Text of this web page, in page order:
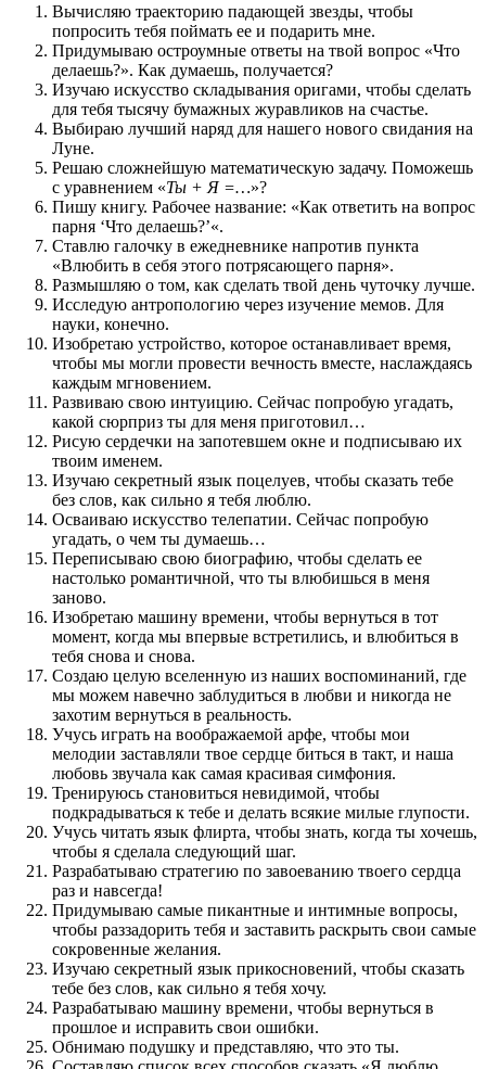
Вычисляю траекторию падающей звезды, чтобы
попросить тебя поймать ее и подарить мне.
Придумываю остроумные ответы на твой вопрос «Что
делаешь?». Как думаешь, получается?
Изучаю искусство складывания оригами, чтобы сделать
для тебя тысячу бумажных журавликов на счастье.
Выбираю лучший наряд для нашего нового свидания на
Луне.
Решаю сложнейшую математическую задачу. Поможешь
с уравнением «Ты + Я =…»?
Пишу книгу. Рабочее название: «Как ответить на вопрос
парня ‘Что делаешь?’«.
Ставлю галочку в ежедневнике напротив пункта
«Влюбить в себя этого потрясающего парня».
Размышляю о том, как сделать твой день чуточку лучше.
Исследую антропологию через изучение мемов. Для
науки, конечно.
Изобретаю устройство, которое останавливает время,
чтобы мы могли провести вечность вместе, наслаждаясь
каждым мгновением.
Развиваю свою интуицию. Сейчас попробую угадать,
какой сюрприз ты для меня приготовил…
Рисую сердечки на запотевшем окне и подписываю их
твоим именем.
Изучаю секретный язык поцелуев, чтобы сказать тебе
без слов, как сильно я тебя люблю.
Осваиваю искусство телепатии. Сейчас попробую
угадать, о чем ты думаешь…
Переписываю свою биографию, чтобы сделать ее
настолько романтичной, что ты влюбишься в меня
заново.
Изобретаю машину времени, чтобы вернуться в тот
момент, когда мы впервые встретились, и влюбиться в
тебя снова и снова.
Создаю целую вселенную из наших воспоминаний, где
мы можем навечно заблудиться в любви и никогда не
захотим вернуться в реальность.
Учусь играть на воображаемой арфе, чтобы мои
мелодии заставляли твое сердце биться в такт, и наша
любовь звучала как самая красивая симфония.
Тренируюсь становиться невидимой, чтобы
подкрадываться к тебе и делать всякие милые глупости.
Учусь читать язык флирта, чтобы знать, когда ты хочешь,
чтобы я сделала следующий шаг.
Разрабатываю стратегию по завоеванию твоего сердца
раз и навсегда!
Придумываю самые пикантные и интимные вопросы,
чтобы раззадорить тебя и заставить раскрыть свои самые
сокровенные желания.
Изучаю секретный язык прикосновений, чтобы сказать
тебе без слов, как сильно я тебя хочу.
Разрабатываю машину времени, чтобы вернуться в
прошлое и исправить свои ошибки.
Обнимаю подушку и представляю, что это ты.